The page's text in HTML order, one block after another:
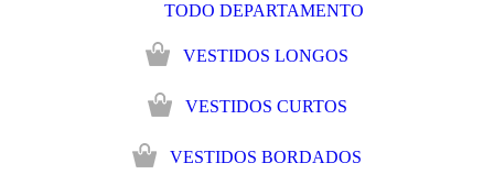
TODO DEPARTAMENTO
VESTIDOS LONGOS
VESTIDOS CURTOS
VESTIDOS BORDADOS